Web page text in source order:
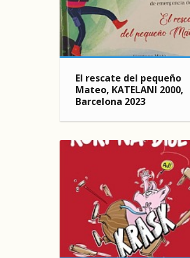
El rescate del pequeño
Mateo, KATELANI 2000,
Barcelona 2023